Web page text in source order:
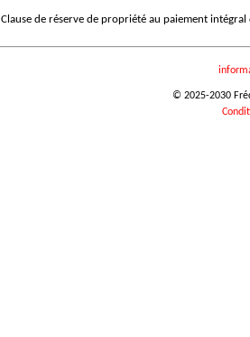
Clause de réserve de propriété au paiement
© 2025-2030